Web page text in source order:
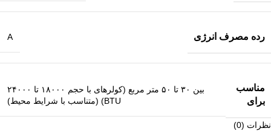
رده مصرف انرژی A
مناسب
برای
بین ۳۰ تا ۵۰ متر مربع (کولرهای با حجم ۱۸۰۰۰ تا ۲۴۰۰۰
BTU) (متناسب با شرایط محیط)
نظرات (0)